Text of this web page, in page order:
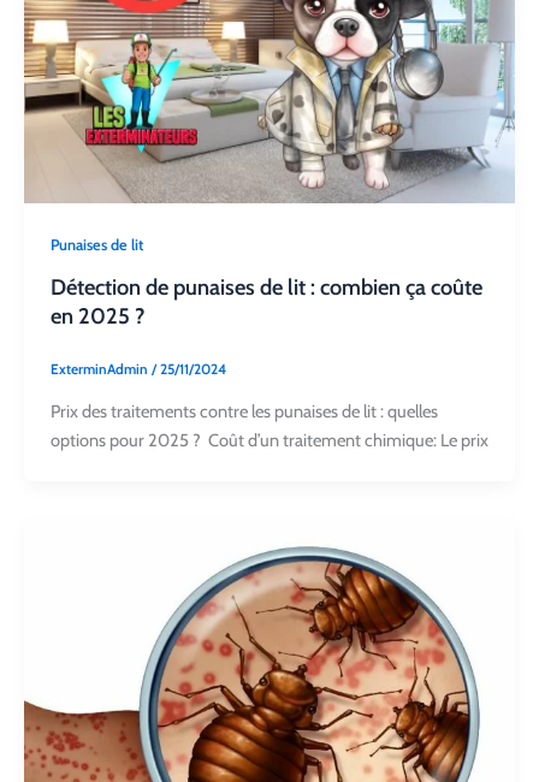
Punaises de lit
Détection de punaises de lit : combien ça coûte
en 2025 ?
ExterminAdmin /25/11/2024
Prix des traitements contre les punaises de lit : quelles
options pour 2025 ? Coût d’un traitement chimique: Le prix